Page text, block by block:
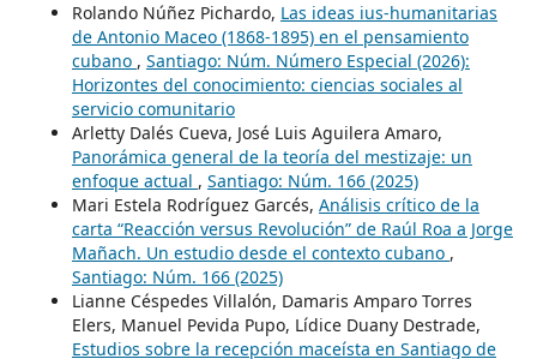
Rolando Núñez Pichardo, Las ideas ius-humanitarias
de Antonio Maceo (1868-1895) en el pensamiento
cubano , Santiago: Núm. Número Especial (2026):
Horizontes del conocimiento: ciencias sociales al
servicio comunitario
Arletty Dalés Cueva, José Luis Aguilera Amaro,
Panorámica general de la teoría del mestizaje: un
enfoque actual , Santiago: Núm. 166 (2025)
Mari Estela Rodríguez Garcés, Análisis crítico de la
carta “Reacción versus Revolución” de Raúl Roa a Jorge
Mañach. Un estudio desde el contexto cubano ,
Santiago: Núm. 166 (2025)
Lianne Céspedes Villalón, Damaris Amparo Torres
Elers, Manuel Pevida Pupo, Lídice Duany Destrade,
Estudios sobre la recepción maceísta en Santiago de